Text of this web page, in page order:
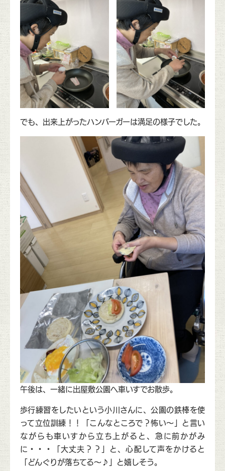
でも、出来上がったハンバーガーは満足の様子でした。
午後は、一緒に出屋敷公園へ車いすでお散歩。
歩行練習をしたいという小川さんに、公園の鉄棒を使
って立位訓練！！「こんなところで？怖い～」と言い
ながらも車いすから立ち上がると、急に前かがみ
に・・・「大丈夫？？」と、心配して声をかけると
「どんぐりが落ちてる～♪」と嬉しそう。